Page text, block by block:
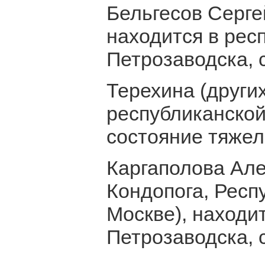
Бельгесов
находится в
Петрозаводска,
Терехина
состояние
Каргаполова
Кондопога,
Москве),
Петрозаводска,